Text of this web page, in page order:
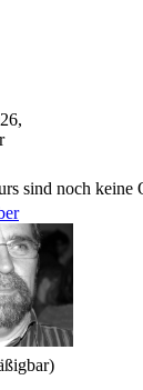
sind noch keine